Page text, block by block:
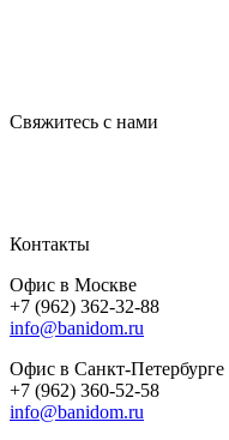
Свяжитесь с нами
Контакты
Офис в Москве
+7 (962) 362-32-88
info@banidom.ru
Офис в Санкт-Петербурге
+7 (962) 360-52-58
info@banidom.ru